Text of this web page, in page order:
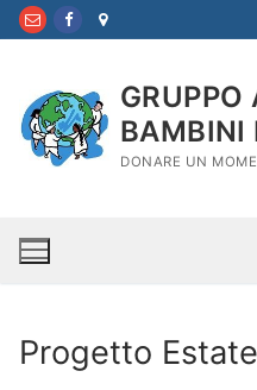
Vai
al
GRUPPO
BAMBINI
DONARE UN
Progetto